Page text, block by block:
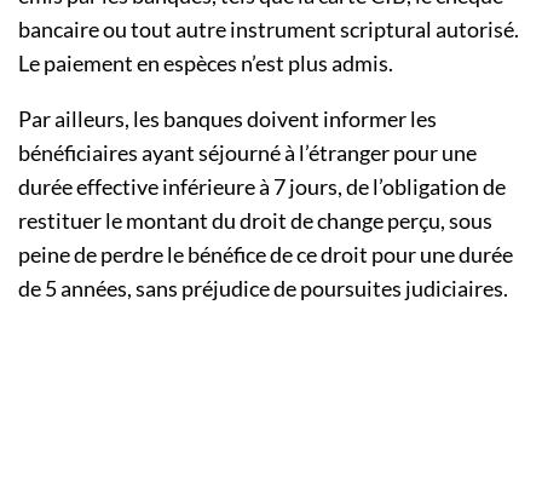
bancaire ou tout autre instrument scriptural autorisé.
Le paiement en espèces n’est plus admis.
Par ailleurs, les banques doivent informer les
bénéficiaires ayant séjourné à l’étranger pour une
durée effective inférieure à 7 jours, de l’obligation de
restituer le montant du droit de change perçu, sous
peine de perdre le bénéfice de ce droit pour une durée
de 5 années, sans préjudice de poursuites judiciaires.